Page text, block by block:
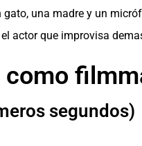
una madre y un
actor que improvisa
segundos)